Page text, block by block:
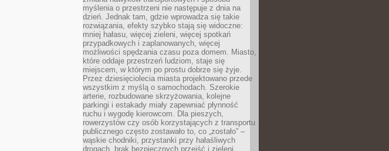
myślenia o przestrzeni nie następuje z dnia na
dzień. Jednak tam, gdzie wprowadza się takie
rozwiązania, efekty szybko stają się widoczne:
mniej hałasu, więcej zieleni, więcej spotkań
przypadkowych i zaplanowanych, więcej
możliwości spędzania czasu poza domem. Miasto,
które oddaje przestrzeń ludziom, staje się
miejscem, w którym po prostu dobrze się żyje.
Przez dziesięciolecia miasta projektowano przede
wszystkim z myślą o samochodach. Szerokie
arterie, rozbudowane skrzyżowania, kolejne
parkingi i estakady miały zapewniać płynność
ruchu i wygodę kierowcom. Dla pieszych,
rowerzystów czy osób korzystających z transportu
publicznego często zostawało to, co „zostało” –
wąskie chodniki, przystanki przy hałaśliwych
drogach, brak bezpiecznych przejść i zieleni.